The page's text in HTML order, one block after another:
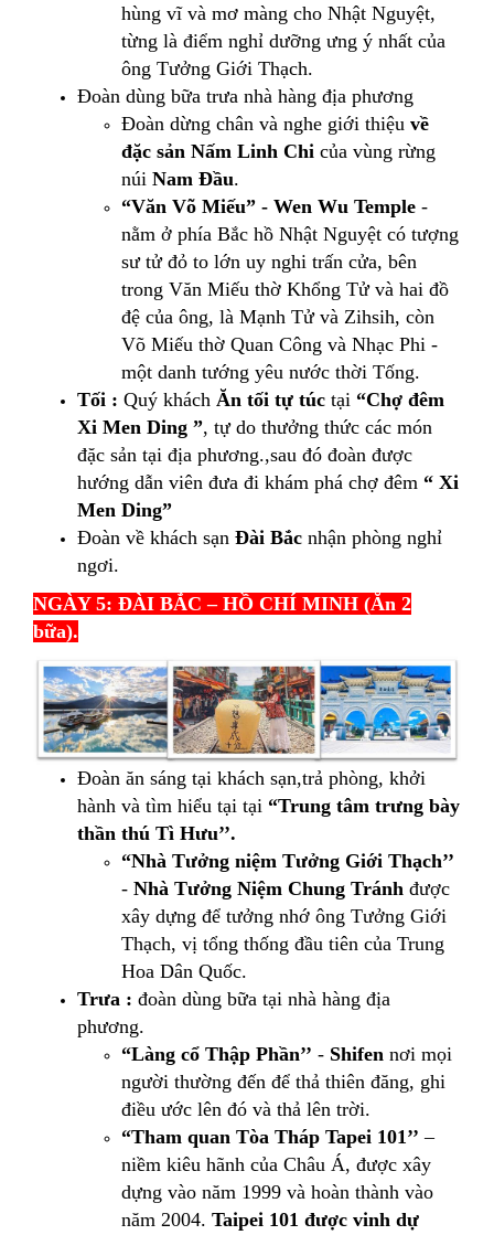
hùng vĩ và mơ màng cho Nhật Nguyệt,
từng là điểm nghỉ dưỡng ưng ý nhất của
ông Tưởng Giới Thạch.
Đoàn dùng bữa trưa nhà hàng địa phương
Đoàn dừng chân và nghe giới thiệu về
đặc sản Nấm Linh Chi của vùng rừng
núi Nam Đầu.
“Văn Võ Miếu” - Wen Wu Temple -
nằm ở phía Bắc hồ Nhật Nguyệt có tượng
sư tử đỏ to lớn uy nghi trấn cửa, bên
trong Văn Miếu thờ Khổng Tử và hai đồ
đệ của ông, là Mạnh Tử và Zihsih, còn
Võ Miếu thờ Quan Công và Nhạc Phi -
một danh tướng yêu nước thời Tống.
Tối : Quý khách Ăn tối tự túc tại “Chợ đêm
Xi Men Ding ”, tự do thưởng thức các món
đặc sản tại địa phương.,sau đó đoàn được
hướng dẫn viên đưa đi khám phá chợ đêm “ Xi
Men Ding”
Đoàn về khách sạn Đài Bắc nhận phòng nghỉ
ngơi.
NGÀY 5: ĐÀI BẮC – HỒ CHÍ MINH (Ăn 2
bữa).
Đoàn ăn sáng tại khách sạn,trả phòng, khởi
hành và tìm hiểu tại tại “Trung tâm trưng bày
thần thú Tì Hưu’’.
“Nhà Tưởng niệm Tưởng Giới Thạch’’
- Nhà Tưởng Niệm Chung Tránh được
xây dựng để tưởng nhớ ông Tưởng Giới
Thạch, vị tổng thống đầu tiên của Trung
Hoa Dân Quốc.
Trưa : đoàn dùng bữa tại nhà hàng địa
phương.
“Làng cổ Thập Phần’’ - Shifen nơi mọi
người thường đến để thả thiên đăng, ghi
điều ước lên đó và thả lên trời.
“Tham quan Tòa Tháp Tapei 101’’ –
niềm kiêu hãnh của Châu Á, được xây
dựng vào năm 1999 và hoàn thành vào
năm 2004. Taipei 101 được vinh dự